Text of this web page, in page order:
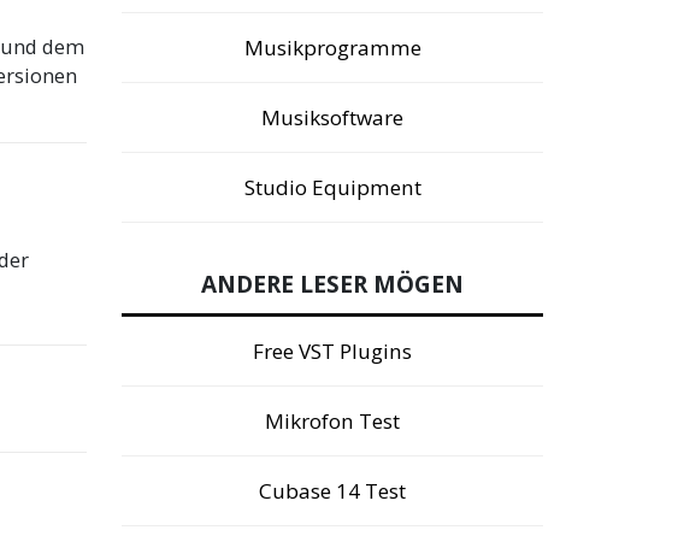
dem
Musikprogramme
Musiksoftware
Studio Equipment
ANDERE LESER MÖGEN
Free VST Plugins
Mikrofon Test
Cubase 14 Test